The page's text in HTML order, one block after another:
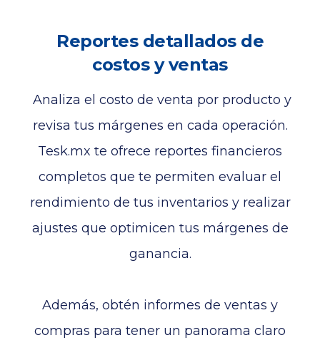
Reportes detallados de
costos y ventas
Analiza el costo de venta por producto y
revisa tus márgenes en cada operación.
Tesk.mx te ofrece reportes financieros
completos que te permiten evaluar el
rendimiento de tus inventarios y realizar
ajustes que optimicen tus márgenes de
ganancia.
Además, obtén informes de ventas y
compras para tener un panorama claro